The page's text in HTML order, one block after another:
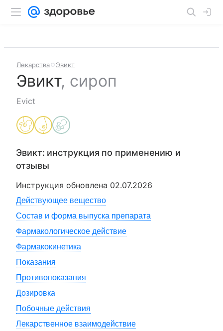
Лекарства Эвикт
Эвикт, сироп
Evict
Эвикт: инструкция по применению и
отзывы
Инструкция обновлена 02.07.2026
Действующее вещество
Состав и форма выпуска препарата
Фармакологическое действие
Фармакокинетика
Показания
Противопоказания
Дозировка
Побочные действия
Лекарственное взаимодействие